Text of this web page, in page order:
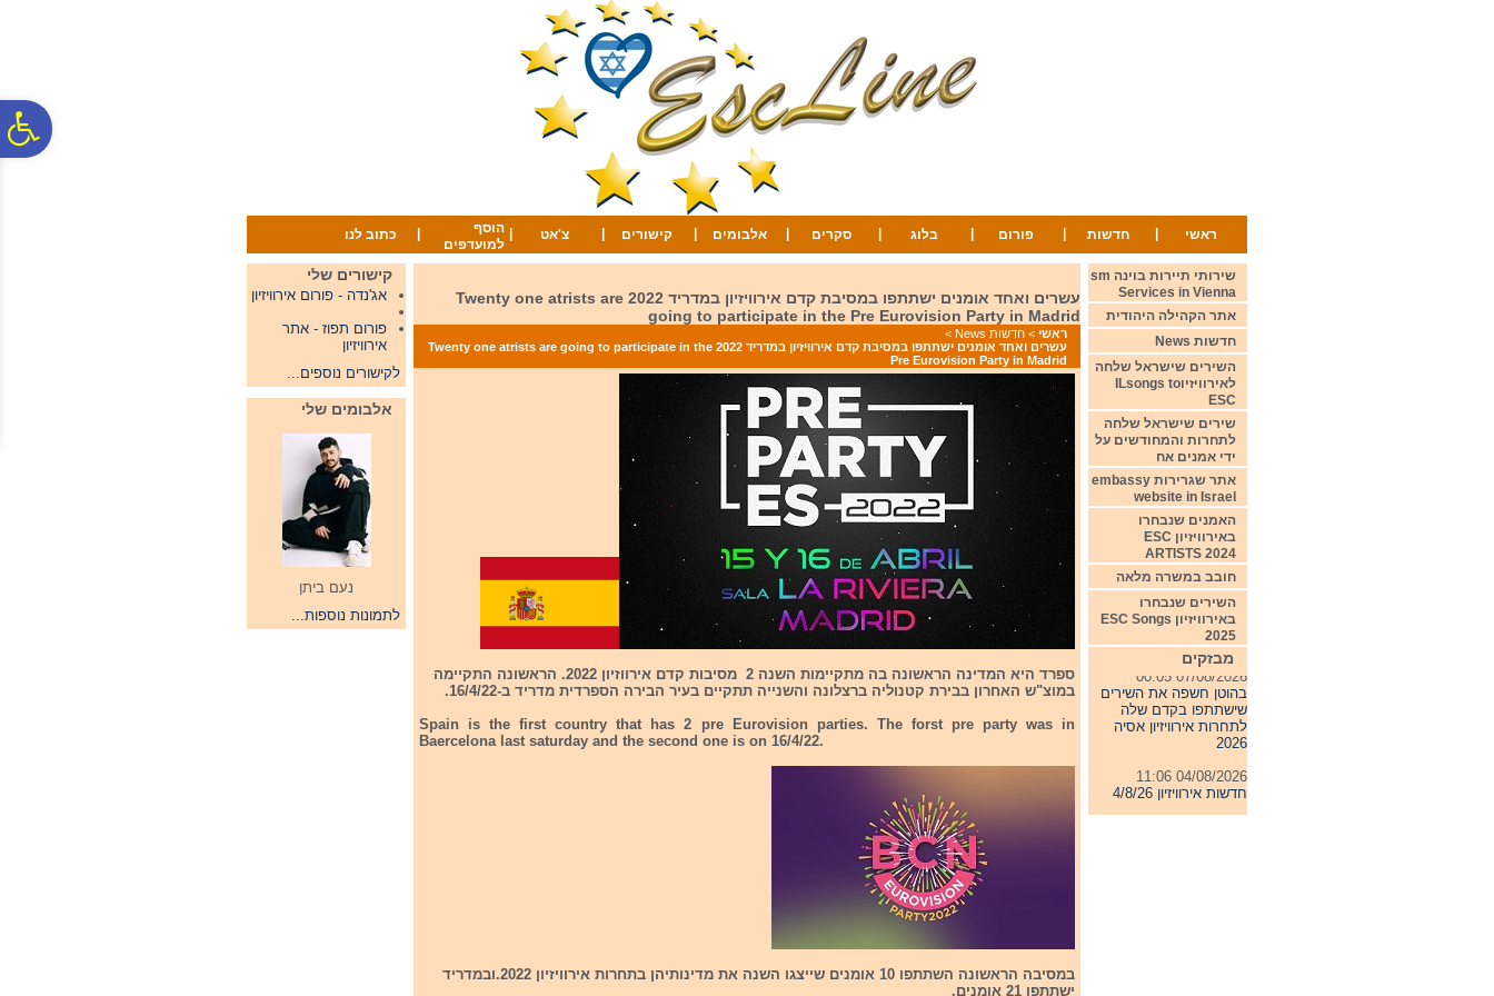
ראשי חדשות פורום בלוג סקרים אלבומים קישורים צ'אט
הוסף
למועדפים
כתוב לנו
קישורים שלי
אג'נדה - פורום אירוויזיון
פורום תפוז - אתר
אירוויזיון
לקישורים נוספים...
אלבומים שלי
נעם ביתן
לתמונות נוספות...
עשרים ואחד אומנים ישתתפו במסיבת קדם אירוויזיון במדריד 2022 Twenty one atrists are
going to participate in the Pre Eurovision Party in Madrid
ראשי > חדשות News
>
עשרים ואחד אומנים ישתתפו במסיבת קדם אירוויזיון במדריד 2022 Twenty one atrists are going to participate in the
Pre Eurovision Party in Madrid
ספרד היא המדינה הראשונה בה מתקיימות השנה 2 מסיבות קדם אירווזיון 2022. הראשונה התקיימה
במוצ"ש האחרון בבירת קטנוליה ברצלונה והשנייה תתקיים בעיר הבירה הספרדית מדריד ב-16/4/22.
Spain is the first country that has 2 pre Eurovision parties. The forst pre party was in
Baercelona last saturday and the second one is on 16/4/22.
במסיבה הראשונה השתתפו 10 אומנים שייצגו השנה את מדינותיהן בתחרות אירוויזיון 2022.ובמדריד
ישתתפו 21 אומנים.
שירותי תיירות בוינה sm
Services in Vienna
אתר הקהילה היהודית
חדשות News
השירים שישראל שלחה
לאירוויזיוILsongs to
ESC
שירים שישראל שלחה
לתחרות והמחודשים על
ידי אמנים אח
אתר שגרירות embassy
website in Israel
האמנים שנבחרו
באירוויזיון ESC
ARTISTS 2024
חובב במשרה מלאה
השירים שנבחרו
באירוויזיון ESC Songs
2025
מבזקים
07/08/2026 00:05
בהוטן חשפה את השירים
שישתתפו בקדם שלה
לתחרות אירוויזיון אסיה
2026
04/08/2026 11:06
חדשות אירוויזיון 4/8/26
31/07/2026 08:54